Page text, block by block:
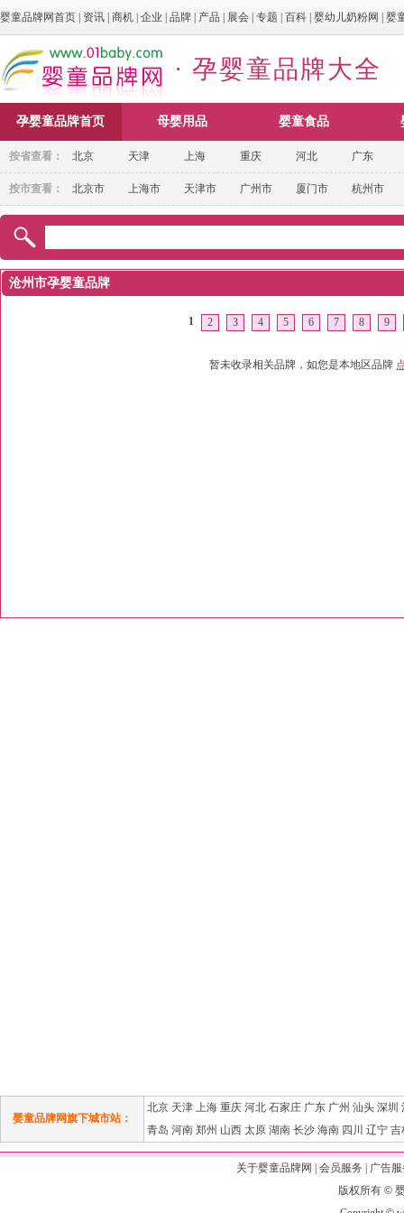
婴童品牌网首页 资讯 商机 企业 品牌 产品 展会 专题 百科 婴幼儿奶粉网 婴
· 孕婴童品牌大全
孕婴童品牌首页 母婴用品 婴童食品
北京 天津 上海 重庆 河北 广东
按省查看：
北京市 上海市 天津市 广州市 厦门市 杭州市
按市查看：
沧州市孕婴童品牌
1 2 3 4 5 6 7 8 9
暂未收录相关品牌，如您是本地区品牌
婴童品牌网旗下城市站：
北京 天津 上海 重庆 河北 石家庄 广东 广州 汕头 深圳
青岛 河南 郑州 山西 太原 湖南 长沙 海南 四川 辽宁 吉
关于婴童品牌网 会员服务
广告
版权所有 ©